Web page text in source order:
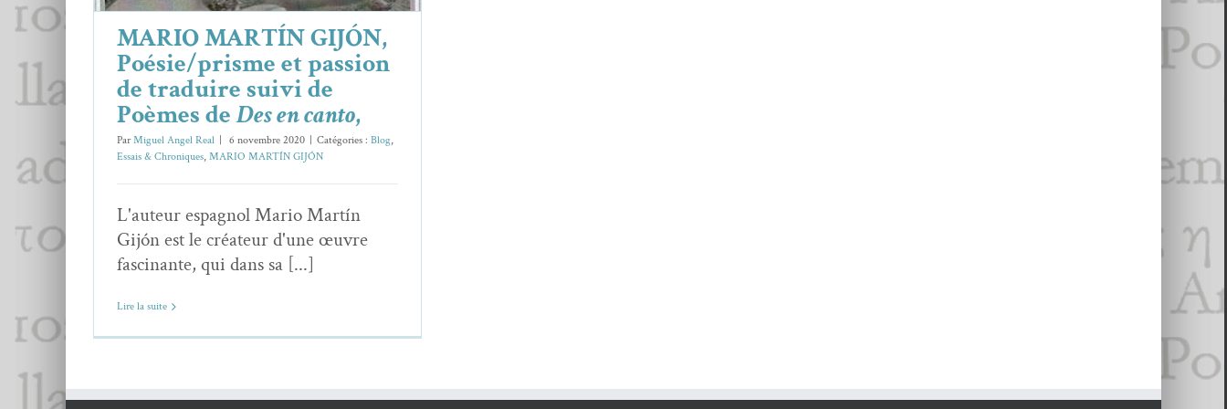
MARIO MARTÍN GIJÓN,
Poésie/prisme et passion
de traduire suivi de
Poèmes deDes en canto,
ParMiguel Angel Real 6 novembre 2020 Catégories : Blog,
Essais & Chroniques, MARIO MARTÍN GIJÓN
L'auteur espagnol Mario Martín
Gijón est le créateur d'une œuvre
fascinante, qui dans sa [...]
Lire la suite